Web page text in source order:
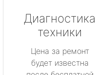
Диагностика
техники
Цена за ремонт
будет известна